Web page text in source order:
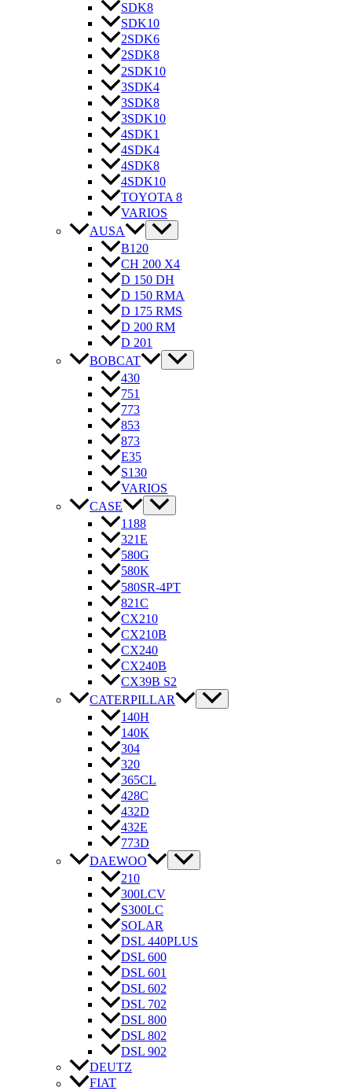
SDK8
SDK10
2SDK6
2SDK8
2SDK10
3SDK4
3SDK8
3SDK10
4SDK1
4SDK4
4SDK8
4SDK10
TOYOTA 8
VARIOS
AUSA
B120
CH 200 X4
D 150 DH
D 150 RMA
D 175 RMS
D 200 RM
D 201
BOBCAT
430
751
773
853
873
E35
S130
VARIOS
CASE
1188
321E
580G
580K
580SR-4PT
821C
CX210
CX210B
CX240
CX240B
CX39B S2
CATERPILLAR
140H
140K
304
320
365CL
428C
432D
432E
773D
DAEWOO
210
300LCV
S300LC
SOLAR
DSL 440PLUS
DSL 600
DSL 601
DSL 602
DSL 702
DSL 800
DSL 802
DSL 902
DEUTZ
FIAT